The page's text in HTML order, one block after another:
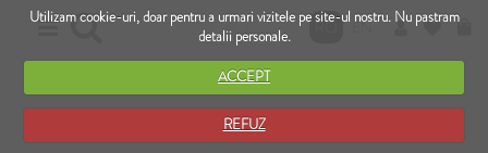
Utilizam cookie-uri, doar pentru a urmari vizitele pe site-ul nostru. Nu pastram
detalii personale.
ACCEPT
REFUZ
RO EN